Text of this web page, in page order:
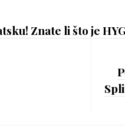
Znate li što je